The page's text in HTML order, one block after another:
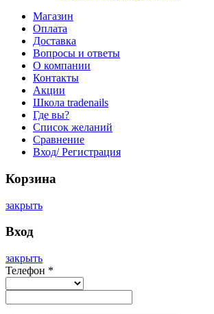
Магазин
Оплата
Доставка
Вопросы и ответы
О компании
Контакты
Акции
Школа tradenails
Где вы?
Список желаний
Сравнение
Вход/ Регистрация
Корзина
закрыть
Вход
закрыть
Телефон *